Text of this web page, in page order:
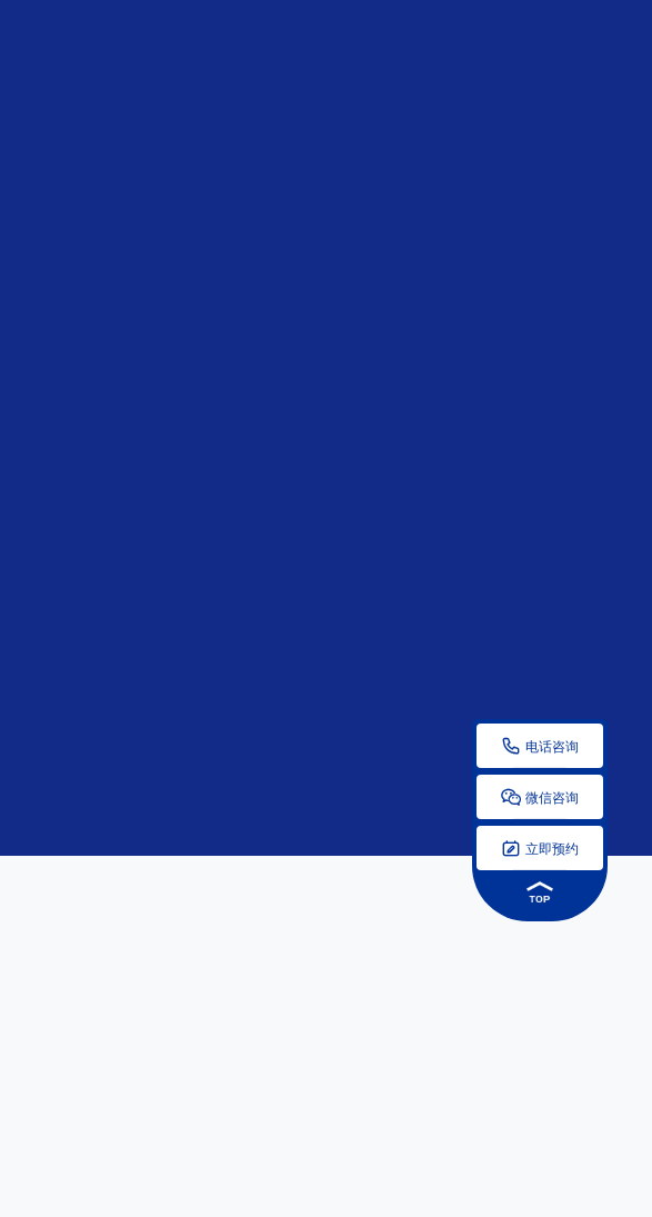
 电话咨询
 微信咨询
 立即预约